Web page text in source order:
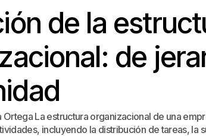
de la
de
La estructura organizacional de una
incluyendo la distribución de tareas, la